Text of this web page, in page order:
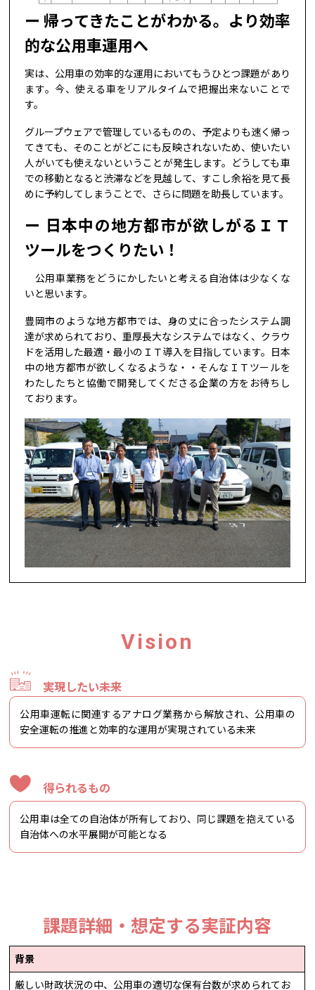
帰ってきたことがわかる。より効率
的な公用車運用へ
実は、公用車の効率的な運用においてもうひとつ課題があり
ます。今、使える車をリアルタイムで把握出来ないことで
す。
グループウェアで管理しているものの、予定よりも速く帰っ
てきても、そのことがどこにも反映されないため、使いたい
人がいても使えないということが発生します。どうしても車
での移動となると渋滞などを見越して、すこし余裕を見て長
めに予約してしまうことで、さらに問題を助長しています。
日本中の地方都市が欲しがるＩＴ
ツールをつくりたい！
公用車業務をどうにかしたいと考える自治体は少なくな
いと思います。
豊岡市のような地方都市では、身の丈に合ったシステム調
達が求められており、重厚長大なシステムではなく、クラウ
ドを活用した最適・最小のＩＴ導入を目指しています。日本
中の地方都市が欲しくなるような・・そんなＩＴツールを
わたしたちと協働で開発してくださる企業の方をお待ちし
ております。
Vision
実現したい未来
公用車運転に関連するアナログ業務から解放され、公用車の
安全運転の推進と効率的な運用が実現されている未来
得られるもの
公用車は全ての自治体が所有しており、同じ課題を抱えている
自治体への水平展開が可能となる
課題詳細・想定する実証内容
背景
厳しい財政状況の中、公用車の適切な保有台数が求められてお